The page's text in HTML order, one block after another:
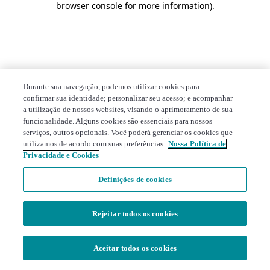
browser console for more information).
Durante sua navegação, podemos utilizar cookies para:
confirmar sua identidade; personalizar seu acesso; e acompanhar
a utilização de nossos websites, visando o aprimoramento de sua
funcionalidade. Alguns cookies são essenciais para nossos
serviços, outros opcionais. Você poderá gerenciar os cookies que
utilizamos de acordo com suas preferências. Nossa Política de
Privacidade e Cookies
Definições de cookies
Rejeitar todos os cookies
Aceitar todos os cookies